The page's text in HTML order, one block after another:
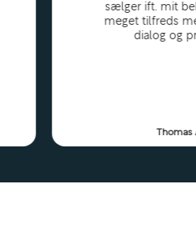
dokumenter, kan du let
stød, hvilket sikrer,
sælger ift. mit
meget tilfreds
dialog og
Thomas